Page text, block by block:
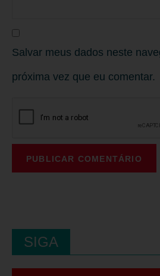
Salvar meus dados neste
próxima vez que eu comentar.
SIGA